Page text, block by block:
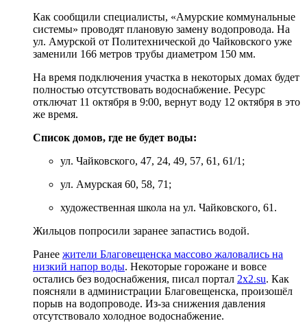
Как сообщили специалисты, «Амурские коммунальные
системы» проводят плановую замену водопровода. На
ул. Амурской от Политехнической до Чайковского уже
заменили 166 метров трубы диаметром 150 мм.
На время подключения участка в некоторых домах будет
полностью отсутствовать водоснабжение. Ресурс
отключат 11 октября в 9:00, вернут воду 12 октября в это
же время.
Список домов, где не будет воды:
ул. Чайковского, 47, 24, 49, 57, 61, 61/1;
ул. Амурская 60, 58, 71;
художественная школа на ул. Чайковского, 61.
Жильцов попросили заранее запастись водой.
Ранее жители Благовещенска массово жаловались на
низкий напор воды. Некоторые горожане и вовсе
остались без водоснабжения, писал портал 2x2.su. Как
поясняли в администрации Благовещенска, произошёл
порыв на водопроводе. Из-за снижения давления
отсутствовало холодное водоснабжение.